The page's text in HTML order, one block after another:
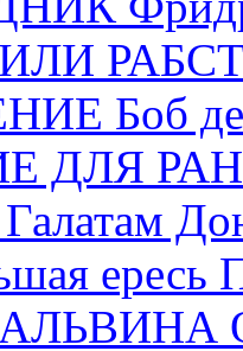
Боб де
ДЛЯ
ересь